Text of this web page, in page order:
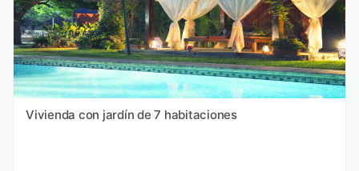
Vivienda con jardín de 7 habitaciones